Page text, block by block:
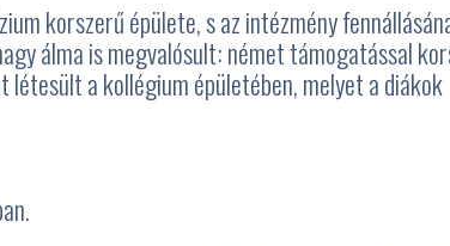
korszerű épülete, s az intézmény
álma is megvalósult: német támogatással
létesült a kollégium épületében, melyet a diákok